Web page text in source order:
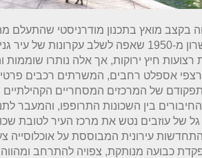
מואץ בתכנון מודרניסטי שהתעלם
תוכניתו של אריה שרון מ-1950 שאפה לשלב עקרונות
חיץ ירוקות, אך אלה נותרו שוממות
אספלט רחבים, המשרתים רכבים
של המרכזים המסחריים הקהילתיים
החיבורים בין השכונות התרופפו, והמעבר
גל של עוזבים נטש את מרכז העיר לטובת
עירונית המבוססת על אוכלוסייה
כבועה מנותקת, צפויה להתרחב